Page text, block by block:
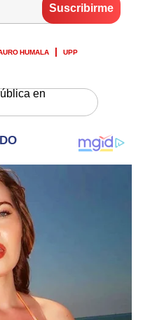
HUMALA
UPP
en